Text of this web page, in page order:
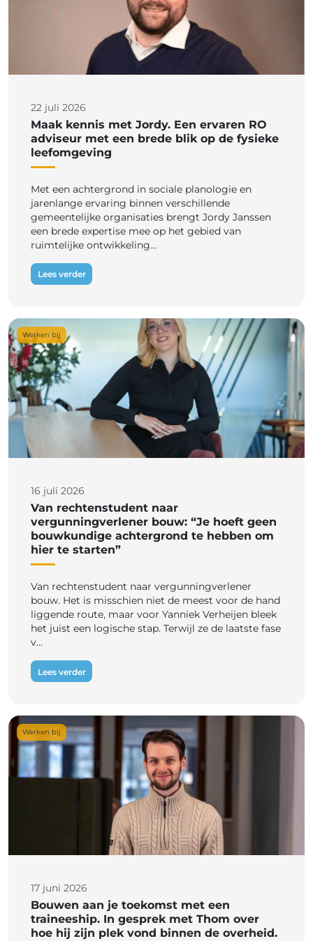
22 juli 2026
Maak kennis met Jordy. Een ervaren RO
adviseur met een brede blik op de fysieke
leefomgeving
Met een achtergrond in sociale planologie en
jarenlange ervaring binnen verschillende
gemeentelijke organisaties brengt Jordy Janssen
een brede expertise mee op het gebied van
ruimtelijke ontwikkeling...
Lees verder
Werken bij
16 juli 2026
Van rechtenstudent naar
vergunningverlener bouw: “Je hoeft geen
bouwkundige achtergrond te hebben om
hier te starten”
Van rechtenstudent naar vergunningverlener
bouw. Het is misschien niet de meest voor de hand
liggende route, maar voor Yanniek Verheijen bleek
het juist een logische stap. Terwijl ze de laatste fase
v...
Lees verder
Werken bij
17 juni 2026
Bouwen aan je toekomst met een
traineeship. In gesprek met Thom over
hoe hij zijn plek vond binnen de overheid.